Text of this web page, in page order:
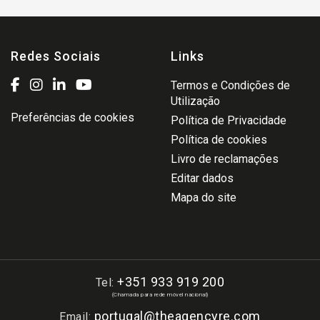
Redes Sociais
Preferências de cookies
Links
Termos e Condições de
Utilização
Política de Privacidade
Política de cookies
Livro de reclamações
Editar dados
Mapa do site
Tel:+351 933 919 200
(Chamada para rede móvel nacional)
Email: portugal@theagencyre.com